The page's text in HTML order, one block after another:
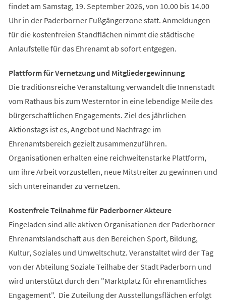
findet am Samstag, 19. September 2026, von 10.00 bis 14.00
Uhr in der Paderborner Fußgängerzone statt. Anmeldungen
für die kostenfreien Standflächen nimmt die städtische
Anlaufstelle für das Ehrenamt ab sofort entgegen.
Plattform für Vernetzung und Mitgliedergewinnung
Die traditionsreiche Veranstaltung verwandelt die Innenstadt
vom Rathaus bis zum Westerntor in eine lebendige Meile des
bürgerschaftlichen Engagements. Ziel des jährlichen
Aktionstags ist es, Angebot und Nachfrage im
Ehrenamtsbereich gezielt zusammenzuführen.
Organisationen erhalten eine reichweitenstarke Plattform,
um ihre Arbeit vorzustellen, neue Mitstreiter zu gewinnen und
sich untereinander zu vernetzen.
Kostenfreie Teilnahme für Paderborner Akteure
Eingeladen sind alle aktiven Organisationen der Paderborner
Ehrenamtslandschaft aus den Bereichen Sport, Bildung,
Kultur, Soziales und Umweltschutz. Veranstaltet wird der Tag
von der Abteilung Soziale Teilhabe der Stadt Paderborn und
wird unterstützt durch den "Marktplatz für ehrenamtliches
Engagement". Die Zuteilung der Ausstellungsflächen erfolgt